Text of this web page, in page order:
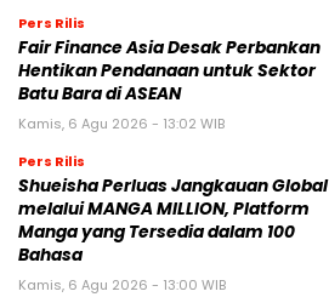
Pers Rilis
Fair Finance Asia Desak Perbankan
Hentikan Pendanaan untuk Sektor
Batu Bara di ASEAN
Kamis, 6 Agu 2026 - 13:02 WIB
Pers Rilis
Shueisha Perluas Jangkauan Global
melalui MANGA MILLION, Platform
Manga yang Tersedia dalam 100
Bahasa
Kamis, 6 Agu 2026 - 13:00 WIB